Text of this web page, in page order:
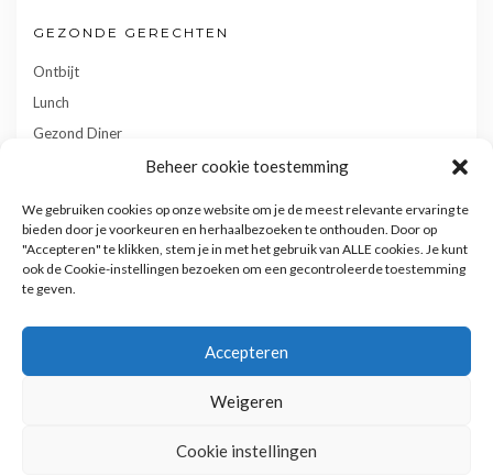
Beheer cookie toestemming
We gebruiken cookies op onze website om je de meest relevante ervaring te
bieden door je voorkeuren en herhaalbezoeken te onthouden. Door op
"Accepteren" te klikken, stem je in met het gebruik van ALLE cookies. Je kunt
ook de Cookie-instellingen bezoeken om een gecontroleerde toestemming
te geven.
Accepteren
Weigeren
Cookie instellingen
GEZONDE GERECHTEN
Ontbijt
Lunch
Gezond Diner
Gebak
Privacy- en cookiebeleid
Copyright © 2022Kale